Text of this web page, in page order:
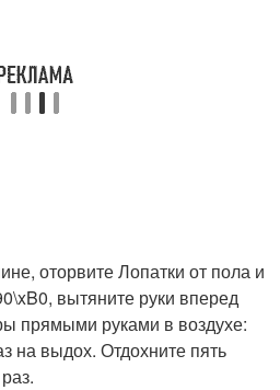
оторвите Лопатки от пола и
вытяните руки вперед
прямыми руками в воздухе:
на выдох. Отдохните пять